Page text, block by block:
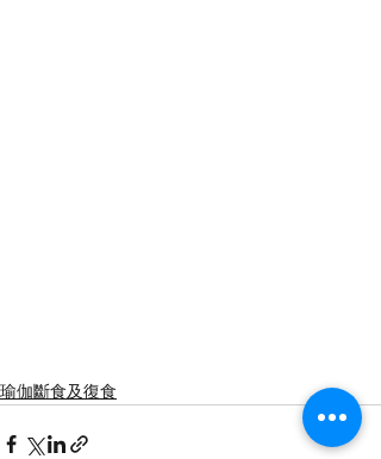
瑜伽斷食及復食